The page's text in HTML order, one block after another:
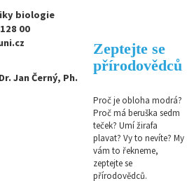
biologie
00
Jan Černý, Ph.
Zeptejte se
přírodovědců
Proč je obloha modrá?
Proč má beruška sedm
teček? Umí žirafa
plavat? Vy to nevíte? My
vám to řekneme,
zeptejte se
přírodovědců.